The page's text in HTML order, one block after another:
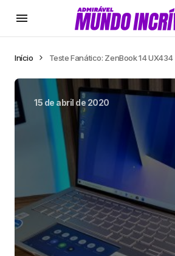
Início Teste Fanático: ZenBook 14 UX434
15 de abril de 2020